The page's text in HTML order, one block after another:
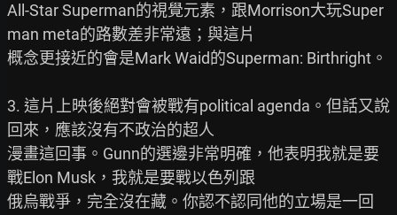
All-Star Superman的視覺元素，跟Morrison大玩Super
man meta的路數差非常遠；與這片
概念更接近的會是Mark Waid的Superman: Birthright。
3. 這片上映後絕對會被戰有political agenda。但話又說
回來，應該沒有不政治的超人
漫畫這回事。Gunn的選邊非常明確，他表明我就是要
戰Elon Musk，我就是要戰以色列跟
俄烏戰爭，完全沒在藏。你認不認同他的立場是一回